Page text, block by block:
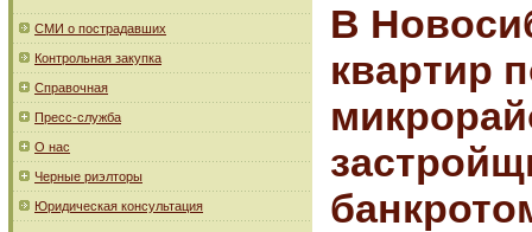
СМИ о пострадавших
Контрольная закупка
Справочная
Пресс-служба
О нас
Черные риэлторы
Юридическая консультация
В
квартир